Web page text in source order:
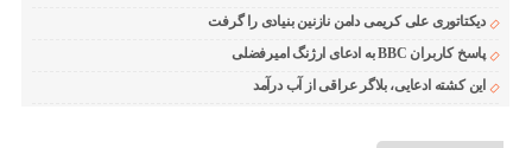
دیکتاتوری علی کریمی دامن نازنین بنیادی را گرفت
پاسخ کاربران BBC به ادعای ارژنگ امیرفضلی
این کشته ادعایی، بلاگر عراقی از آب درآمد